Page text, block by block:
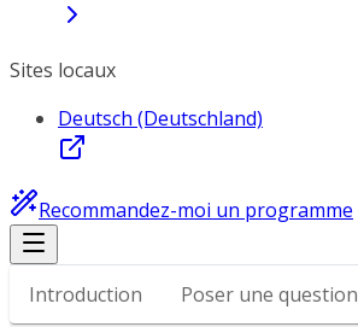
Sites locaux
Deutsch (Deutschland)
Recommandez-moi un programme
Introduction Poser une question